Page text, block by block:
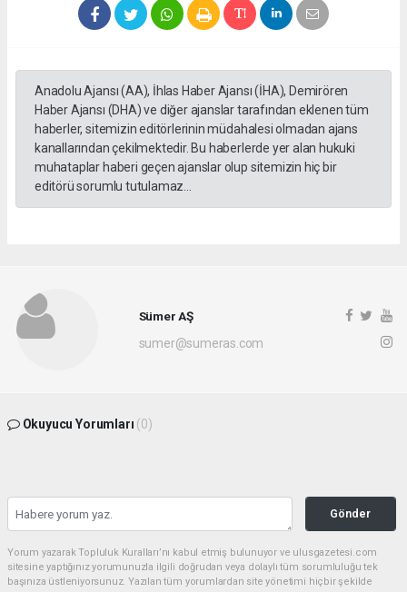
Anadolu Ajansı (AA), İhlas Haber Ajansı (İHA), Demirören
Haber Ajansı (DHA) ve diğer ajanslar tarafından eklenen tüm
haberler, sitemizin editörlerinin müdahalesi olmadan ajans
kanallarından çekilmektedir. Bu haberlerde yer alan hukuki
muhataplar haberi geçen ajanslar olup sitemizin hiç bir
editörü sorumlu tutulamaz...
Sümer AŞ
sumer@sumeras.com
Okuyucu Yorumları (0)
Gönder
Yorum yazarak Topluluk Kuralları’nı kabul etmiş bulunuyor ve ulusgazetesi.com
sitesine yaptığınız yorumunuzla ilgili doğrudan veya dolaylı tüm sorumluluğu tek
başınıza üstleniyorsunuz. Yazılan tüm yorumlardan site yönetimi hiçbir şekilde